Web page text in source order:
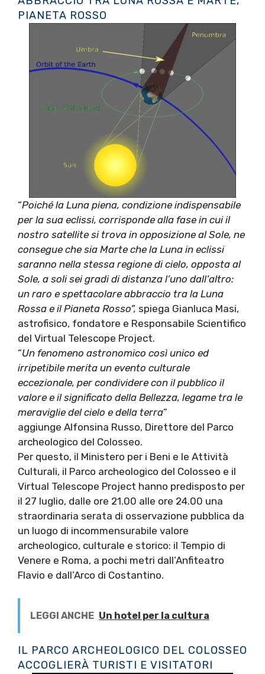
PIANETA ROSSO
“Poiché la Luna piena, condizione indispensabile
per la sua eclissi, corrisponde alla fase in cui il
nostro satellite si trova in opposizione al Sole, ne
consegue che sia Marte che la Luna in eclissi
saranno nella stessa regione di cielo, opposta al
Sole, a soli sei gradi di distanza l’uno dall’altro:
un raro e spettacolare abbraccio tra la Luna
Rossa e il Pianeta Rosso”, spiega Gianluca Masi,
astrofisico, fondatore e Responsabile Scientifico
del Virtual Telescope Project.
“Un fenomeno astronomico così unico ed
irripetibile merita un evento culturale
eccezionale, per condividere con il pubblico il
valore e il significato della Bellezza, legame tra le
meraviglie del cielo e della terra”
aggiunge Alfonsina Russo, Direttore del Parco
archeologico del Colosseo.
Per questo, il Ministero per i Beni e le Attività
Culturali, il Parco archeologico del Colosseo e il
Virtual Telescope Project hanno predisposto per
il 27 luglio, dalle ore 21.00 alle ore 24.00 una
straordinaria serata di osservazione pubblica da
un luogo di incommensurabile valore
archeologico, culturale e storico: il Tempio di
Venere e Roma, a pochi metri dall’Anfiteatro
Flavio e dall’Arco di Costantino.
LEGGI ANCHE Un hotel per la cultura
IL PARCO ARCHEOLOGICO DEL COLOSSEO
ACCOGLIERÀ TURISTI E VISITATORI